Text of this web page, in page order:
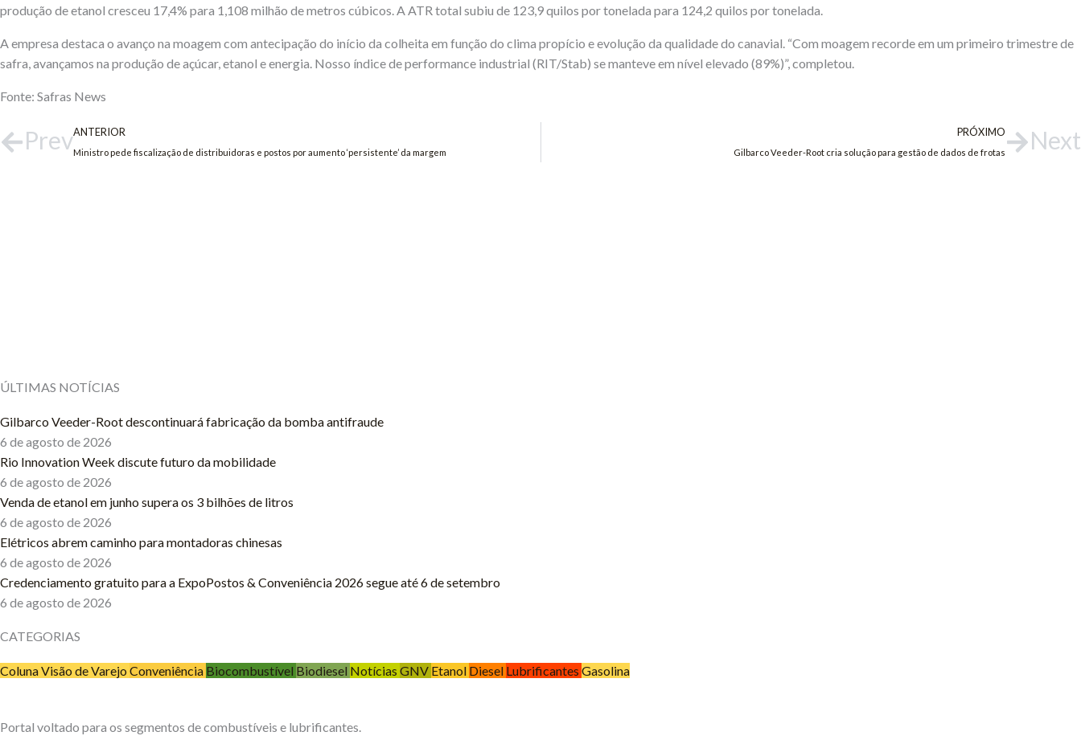
produção de etanol cresceu 17,4% para 1,108 milhão de metros cúbicos. A ATR total subiu de 123,9 quilos por tonelada para 124,2 quilos por tonelada.
A empresa destaca o avanço na moagem com antecipação do início da colheita em função do clima propício e evolução da qualidade do canavial. “Com moagem recorde em um primeiro trimestre de
safra, avançamos na produção de açúcar, etanol e energia. Nosso índice de performance industrial (RIT/Stab) se manteve em nível elevado (89%)”, completou.
Fonte: Safras News
PrevANTERIOR
Ministro pede fiscalização de distribuidoras e postos por aumento ‘persistente’ da margem
PRÓXIMO
Gilbarco Veeder-Root cria solução para gestão de dados de frotas Next
ÚLTIMAS NOTÍCIAS
Gilbarco Veeder-Root descontinuará fabricação da bomba antifraude
6 de agosto de 2026
Rio Innovation Week discute futuro da mobilidade
6 de agosto de 2026
Venda de etanol em junho supera os 3 bilhões de litros
6 de agosto de 2026
Elétricos abrem caminho para montadoras chinesas
6 de agosto de 2026
Credenciamento gratuito para a ExpoPostos & Conveniência 2026 segue até 6 de setembro
6 de agosto de 2026
CATEGORIAS
Coluna Visão de Varejo Conveniência Biocombustível Biodiesel Notícias GNV Etanol Diesel Lubrificantes Gasolina
Portal voltado para os segmentos de combustíveis e lubrificantes.